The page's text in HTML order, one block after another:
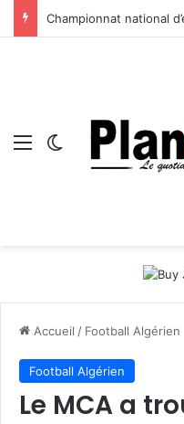
Menu Switch skin
Accueil / Football Algérien
Football Algérien
Le MCA a